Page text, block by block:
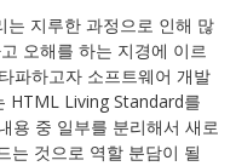
는 지루한 과정으로 인해 많
오해를 하는 지경에 이르
파하고자 소프트웨어 개발
HTML Living Standard를
용 중 일부를 분리해서 새로
는 것으로 역할 분담이 될